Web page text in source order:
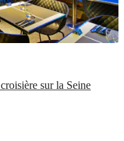
sur la Seine